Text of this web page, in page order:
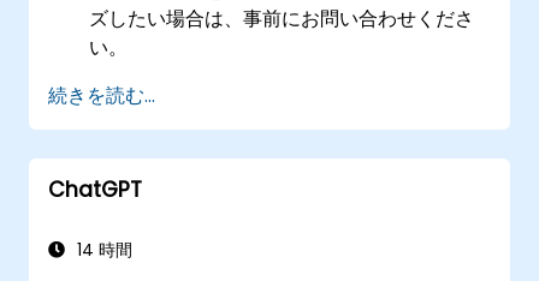
ズしたい場合は、事前にお問い合わせくださ
い。
続きを読む...
ChatGPT
14 時間